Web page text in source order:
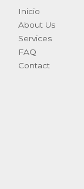
Inicio
About Us
Services
FAQ
Contact